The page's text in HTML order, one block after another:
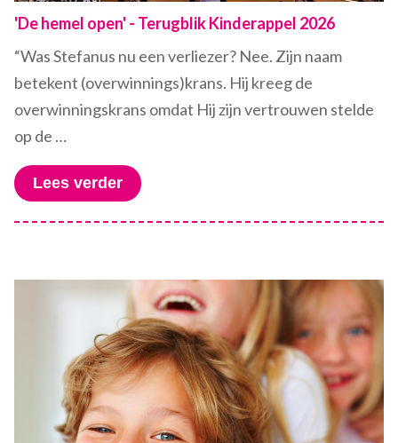
'De hemel open' - Terugblik Kinderappel 2026
“Was Stefanus nu een verliezer? Nee. Zijn naam
betekent (overwinnings)krans. Hij kreeg de
overwinningskrans omdat Hij zijn vertrouwen stelde
op de …
Lees verder